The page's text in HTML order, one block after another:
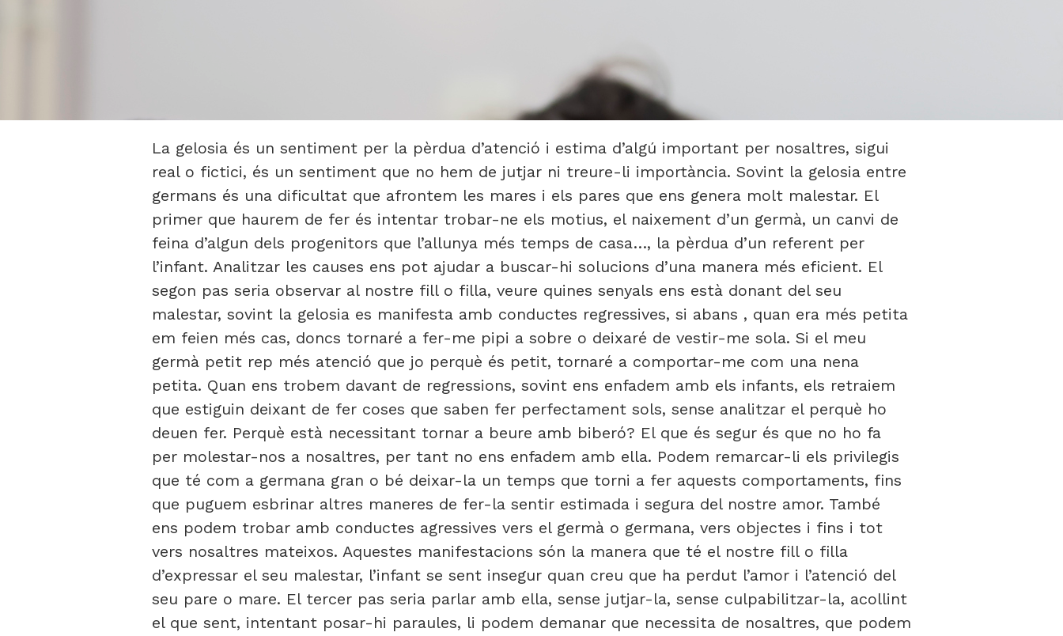
La gelosia és un sentiment per la pèrdua d’atenció i estima d’algú important per nosaltres, sigui
real o fictici, és un sentiment que no hem de jutjar ni treure-li importància. Sovint la gelosia entre
germans és una dificultat que afrontem les mares i els pares que ens genera molt malestar. El
primer que haurem de fer és intentar trobar-ne els motius, el naixement d’un germà, un canvi de
feina d’algun dels progenitors que l’allunya més temps de casa…, la pèrdua d’un referent per
l’infant. Analitzar les causes ens pot ajudar a buscar-hi solucions d’una manera més eficient. El
segon pas seria observar al nostre fill o filla, veure quines senyals ens està donant del seu
malestar, sovint la gelosia es manifesta amb conductes regressives, si abans , quan era més petita
em feien més cas, doncs tornaré a fer-me pipi a sobre o deixaré de vestir-me sola. Si el meu
germà petit rep més atenció que jo perquè és petit, tornaré a comportar-me com una nena
petita. Quan ens trobem davant de regressions, sovint ens enfadem amb els infants, els retraiem
que estiguin deixant de fer coses que saben fer perfectament sols, sense analitzar el perquè ho
deuen fer. Perquè està necessitant tornar a beure amb biberó? El que és segur és que no ho fa
per molestar-nos a nosaltres, per tant no ens enfadem amb ella. Podem remarcar-li els privilegis
que té com a germana gran o bé deixar-la un temps que torni a fer aquests comportaments, fins
que puguem esbrinar altres maneres de fer-la sentir estimada i segura del nostre amor. També
ens podem trobar amb conductes agressives vers el germà o germana, vers objectes i fins i tot
vers nosaltres mateixos. Aquestes manifestacions són la manera que té el nostre fill o filla
d’expressar el seu malestar, l’infant se sent insegur quan creu que ha perdut l’amor i l’atenció del
seu pare o mare. El tercer pas seria parlar amb ella, sense jutjar-la, sense culpabilitzar-la, acollint
el que sent, intentant posar-hi paraules, li podem demanar que necessita de nosaltres, que podem